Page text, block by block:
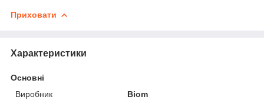
Приховати
Характеристики
Основні
Виробник
Biom